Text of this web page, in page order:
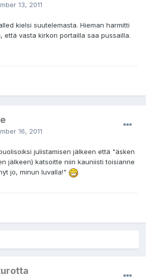
13, 2011
kielsi suutelemasta. Hieman harmitti
että vasta kirkon portailla saa pussailla.
16, 2011
julistamisen jälkeen että "äsken
jälkeen) katsoitte niin kauniisti toisianne
jo, minun luvalla!"